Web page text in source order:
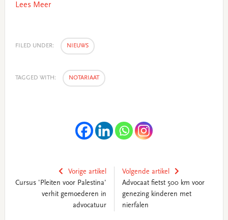
Lees Meer
FILED UNDER: NIEUWS
TAGGED WITH: NOTARIAAT
Vorige artikel
Cursus 'Pleiten voor Palestina'
verhit gemoederen in
advocatuur
Volgende artikel
Advocaat fietst 500 km voor
genezing kinderen met
nierfalen